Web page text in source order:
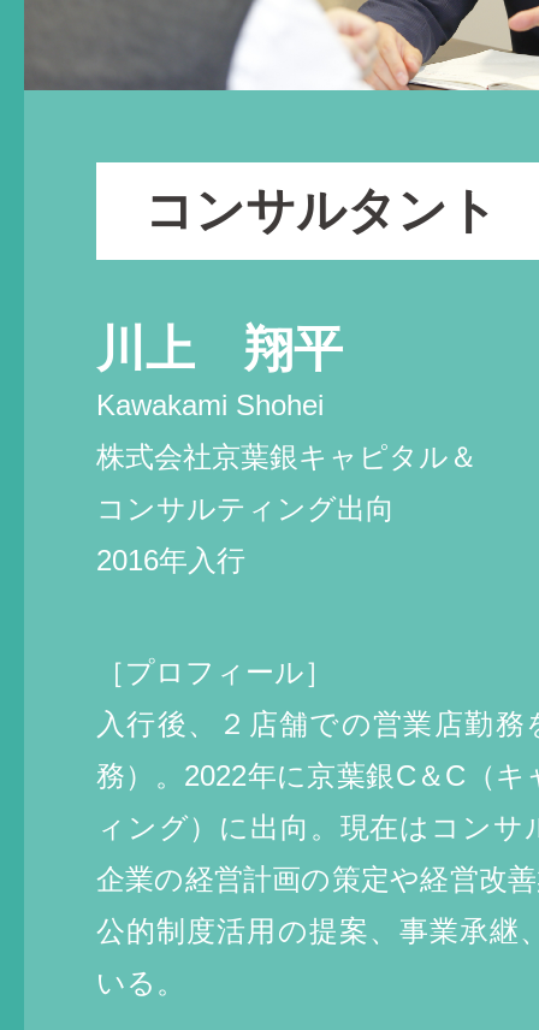
コンサルタント
川上 翔平
Kawakami Shohei
株式会社京葉銀キャピタル＆
コンサルティング出向
2016年入行
［プロフィール］
入行後、２店舗での営業店勤
務）。2022年に京葉銀C＆C（
ィング）に出向。現在はコン
企業の経営計画の策定や経営改
公的制度活用の提案、事業承継
いる。